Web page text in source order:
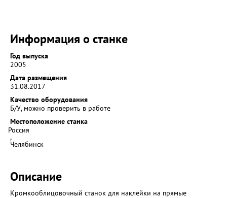
Информация о станке
Год выпуска
2005
Дата размещения
31.08.2017
Качество оборудования
Б/У, можно проверить в работе
Местоположение станка
Россия
,
Челябинск
Описание
Кромкооблицовочный станок для наклейки на прямые